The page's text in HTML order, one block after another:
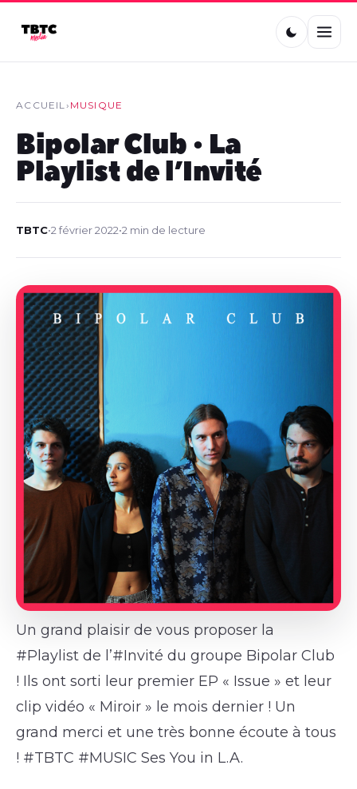
ACCUEIL› MUSIQUE
Bipolar Club • La
Playlist de l’Invité
TBTC•2 février 2022•2 min de lecture
Un grand plaisir de vous proposer la
#Playlist de l’#Invité du groupe Bipolar Club
! Ils ont sorti leur premier EP « Issue » et leur
clip vidéo « Miroir » le mois dernier ! Un
grand merci et une très bonne écoute à tous
! #TBTC #MUSIC Ses You in L.A.